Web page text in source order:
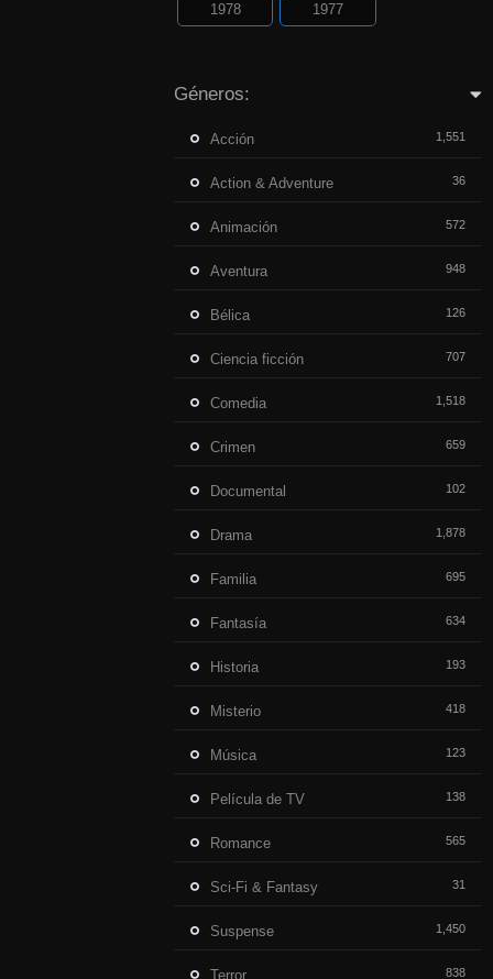
1978 1977
Géneros:
Acción 1,551
Action & Adventure 36
Animación 572
Aventura 948
Bélica 126
Ciencia ficción 707
Comedia 1,518
Crimen 659
Documental 102
Drama 1,878
Familia 695
Fantasía 634
Historia 193
Misterio 418
Música 123
Película de TV 138
Romance 565
Sci-Fi & Fantasy 31
Suspense 1,450
Terror 838